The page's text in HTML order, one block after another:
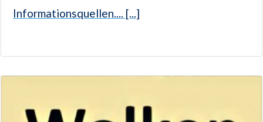
Informationsquellen.... [...]